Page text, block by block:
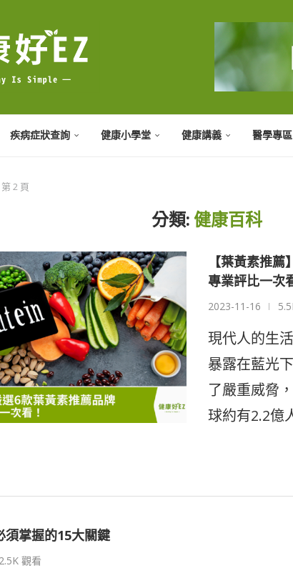
疾病症狀查詢 健康小學堂 健康講義 醫學專區
第 2 頁
分類: 健康百科
【葉黃素推
專業評比一次
2023-11-16
現代人的生
暴露在藍光
了嚴重威脅
球約有2.2億
須掌握的15大關鍵
2.5K 觀看